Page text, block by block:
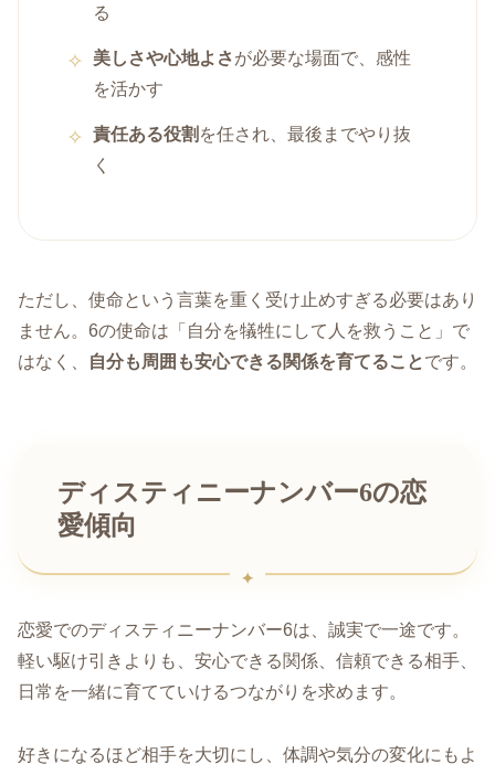
る
美しさや心地よさが必要な場面で、感性
を活かす
責任ある役割 を任され、最後までやり抜
く
ただし、使命という言葉を重く受け止めすぎる必要はあり
ません。6の使命は「自分を犠牲にして人を救うこと」で
はなく、
自分も周囲も安心できる関係を育てることです。
ディスティニーナンバー6の恋
愛傾向
恋愛でのディスティニーナンバー6は、誠実で一途です。
軽い駆け引きよりも、安心できる関係、信頼できる相手、
日常を一緒に育てていけるつながりを求めます。
好きになるほど相手を大切にし、体調や気分の変化にもよ